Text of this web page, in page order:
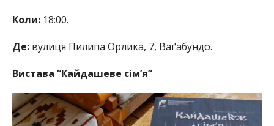
Коли:18:00.
Де:вулиця Пилипа Орлика, 7, Ваґабундо.
Вистава “Кайдашеве сім’я”